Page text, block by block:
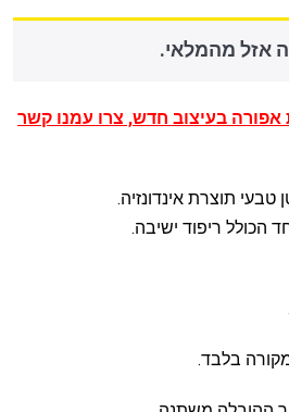
אזל מהמלאי.
בעיצוב חדש, צרו עמנו קשר
תוצרת אינדונזיה.
הכולל ריפוד ישיבה.
בלבד.